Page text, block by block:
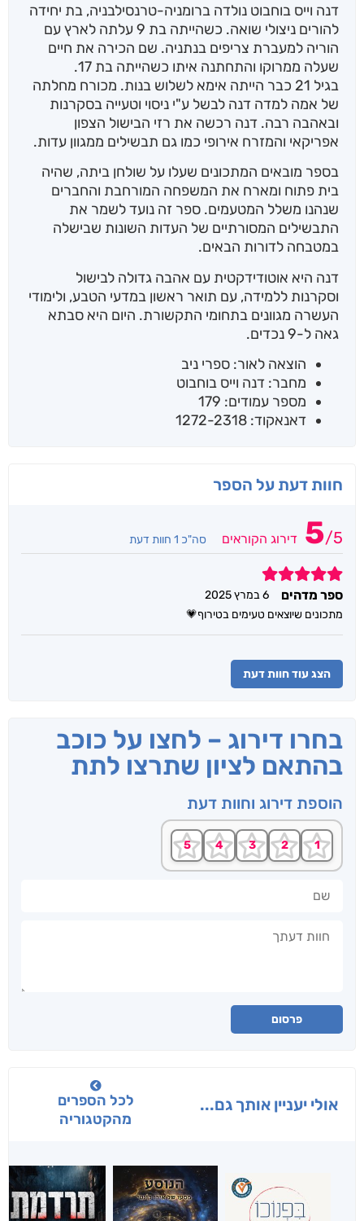
דנה וייס בוחבוט נולדה ברומניה-טרנסילבניה, בת יחידה
להורים ניצולי שואה. כשהייתה בת 9 עלתה לארץ עם
הוריה למעברת צריפים בנתניה. שם הכירה את חיים
שעלה ממרוקו והתחתנה איתו כשהייתה בת 17.
בגיל 21 כבר הייתה אימא לשלוש בנות. מכורח מחלתה
של אמה למדה דנה לבשל ע"י ניסוי וטעייה בסקרנות
ובאהבה רבה. דנה רכשה את רזי הבישול הצפון
אפריקאי והמזרח אירופי כמו גם תבשילים ממגוון עדות.
בספר מובאים המתכונים שעלו על שולחן ביתה, שהיה
בית פתוח ומארח את המשפחה המורחבת והחברים
שנהנו משלל המטעמים. ספר זה נועד לשמר את
התבשילים המסורתיים של העדות השונות שבישלה
במטבחה לדורות הבאים.
דנה היא אוטודידקטית עם אהבה גדולה לבישול
וסקרנות ללמידה, עם תואר ראשון במדעי הטבע, ולימודי
העשרה מגוונים בתחומי התקשורת. היום היא סבתא
גאה ל-9 נכדים.
הוצאה לאור: ספרי ניב
מחבר: דנה וייס בוחבוט
מספר עמודים: 179
דאנאקוד: 1272-2318
חוות דעת על הספר
5/5 דירוג הקוראים סה"כ 1 חוות דעת
5
ספר מדהים
6 במרץ 2025
מתכונים שיוצאים טעימים בטירוף💗
הצג עוד חוות דעת
בחרו דירוג – לחצו על כוכב
בהתאם לציון שתרצו לתת
הוספת דירוג וחוות דעת
פרסום
אולי יעניין אותך גם...
לכל הספרים
מהקטגוריה